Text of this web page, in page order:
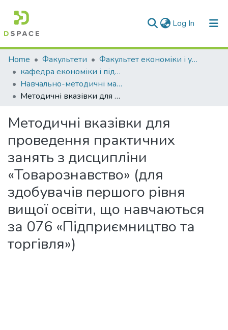
Log In (current)
Communities & Collections
All of DSpace
Statistics
Home Факультети
Факультет економіки і управління
кафедра економіки і підприємництва
Навчально-методичні матеріали (КЕіП)
Методичні вказівки для проведення практичних занять з дисципліни «Товарознавство» (для здобувачів першого рівня вищої освіти, що навчаються за 076 «Підприємництво та торгівля»)
Методичні вказівки для
проведення практичних
занять з дисципліни
«Товарознавство» (для
здобувачів першого рівня
вищої освіти, що навчаються
за 076 «Підприємництво та
торгівля»)